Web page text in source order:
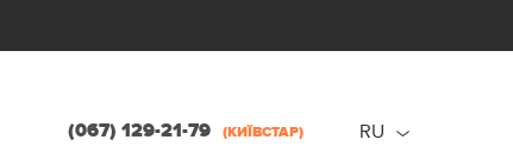
(067) 129-21-79 (КИЇВСТАР)
RU